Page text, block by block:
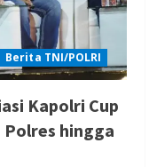
Berita TNI/POLRI
Kapolri Cup
Polres hingga